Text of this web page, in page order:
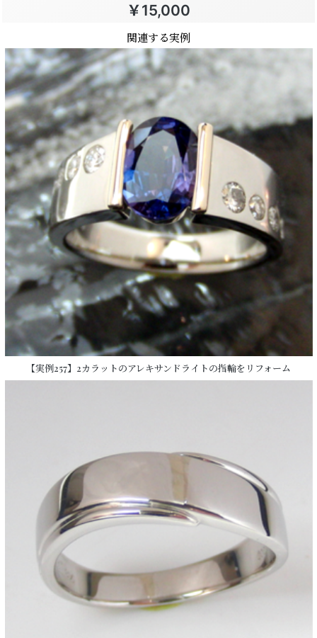
￥15,000
関連する実例
【実例257】2カラットのアレキサンドライトの指輪をリフォーム